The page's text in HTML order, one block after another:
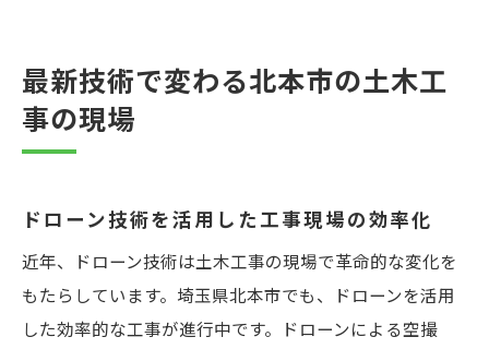
最新技術で変わる北本市の土木工
事の現場
ドローン技術を活用した工事現場の効率化
近年、ドローン技術は土木工事の現場で革命的な変化を
もたらしています。埼玉県北本市でも、ドローンを活用
した効率的な工事が進行中です。ドローンによる空撮